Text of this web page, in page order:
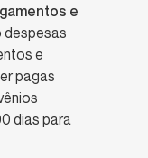
e
despesas
e
pagas
dias para